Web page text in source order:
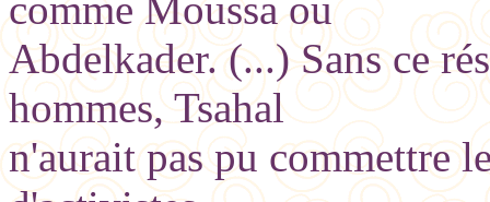
comme Moussa ou
Abdelkader. (...) Sans ce
hommes, Tsahal
n'aurait pas pu commettre